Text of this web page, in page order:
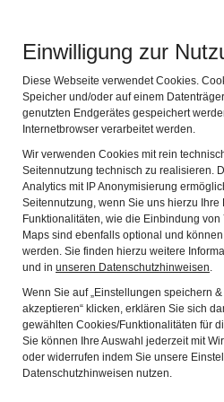
Einwilligung zur
Diese Webseite verwendet Cookies.
Speicher und/oder auf einem
genutzten Endgerätes gespeichert
Internetbrowser verarbeitet werden.
Wir verwenden Cookies mit rein
Seitennutzung technisch zu realisieren.
Analytics mit IP Anonymisierung
Seitennutzung, wenn Sie uns hierzu
Funktionalitäten, wie die Einbindung
Maps sind ebenfalls optional und
werden. Sie finden hierzu weitere
und in unseren Datenschutzhinweisen.
Wenn Sie auf „Einstellungen speichern &
akzeptieren“ klicken, erklären Sie sich
gewählten Cookies/Funktionalitäten für
Sie können Ihre Auswahl jederzeit mit
oder widerrufen indem Sie unsere
Datenschutzhinweisen nutzen.
Foto: Chris Loos
Das
Erfrischung und gute Laune an